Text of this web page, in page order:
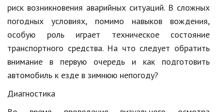
Обзоры
Рецепты
Красота и здоровье
Hi-Tech. Интернет
Авто, мото
Дом и сад
риск возникновения аварийных ситуаций. В сложных
погодных условиях, помимо навыков вождения,
особую роль играет техническое состояние
транспортного средства. На что следует обратить
внимание в первую очередь и как подготовить
автомобиль к езде в зимнюю непогоду?
Диагностика